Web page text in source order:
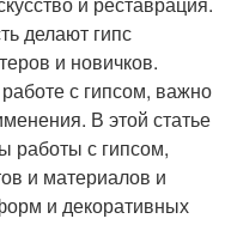
делают гипс
и новичков.
с гипсом, важно
В этой статье
работы с гипсом,
и материалов и
и декоративных